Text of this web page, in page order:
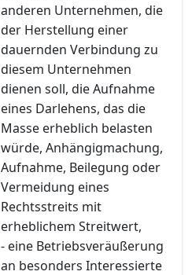
anderen Unternehmen, die
der Herstellung einer
dauernden Verbindung zu
diesem Unternehmen
dienen soll, die Aufnahme
eines Darlehens, das die
Masse erheblich belasten
würde, Anhängigmachung,
Aufnahme, Beilegung oder
Vermeidung eines
Rechtsstreits mit
erheblichem Streitwert,
- eine Betriebsveräußerung
an besonders Interessierte